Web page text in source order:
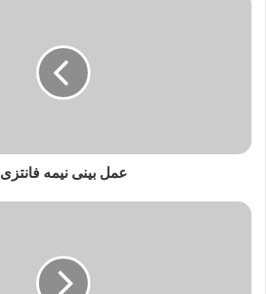
عمل بینی نیمه فانتزی